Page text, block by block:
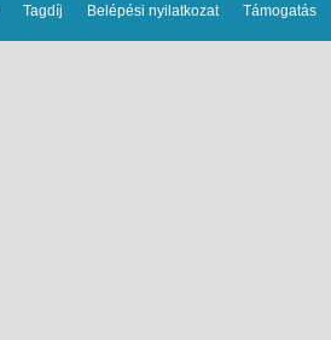
Tagdíj Belépési nyilatkozat Támogatás